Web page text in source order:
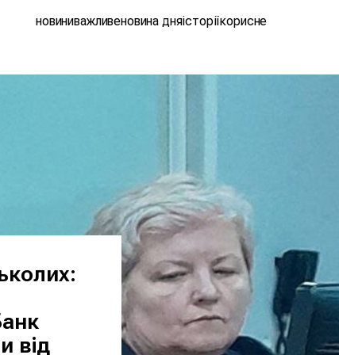
новиниважливеновина дняісторіїкорисне
від